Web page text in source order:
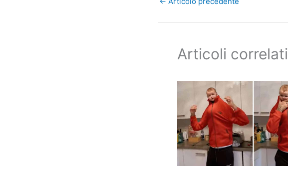
Articoli correlati